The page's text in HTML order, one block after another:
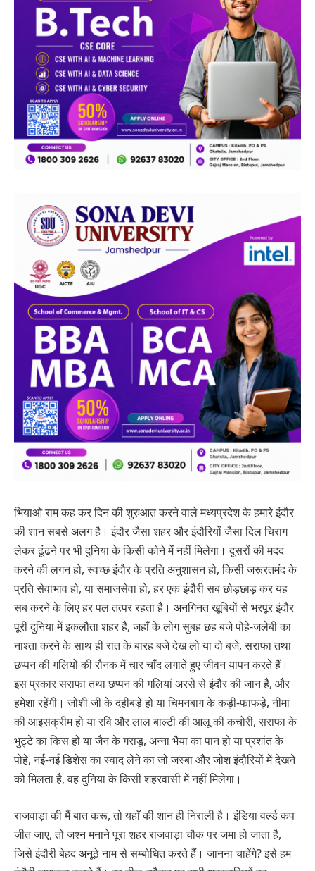
भियाओ राम कह कर दिन की शुरुआत करने वाले मध्यप्रदेश के हमारे इंदौर
की शान सबसे अलग है। इंदौर जैसा शहर और इंदौरियों जैसा दिल चिराग
लेकर ढूंढने पर भी दुनिया के किसी कोने में नहीं मिलेगा। दूसरों की मदद
करने की लगन हो, स्वच्छ इंदौर के प्रति अनुशासन हो, किसी जरूरतमंद के
प्रति सेवाभाव हो, या समाजसेवा हो, हर एक इंदौरी सब छोड़छाड़ कर यह
सब करने के लिए हर पल तत्पर रहता है। अनगिनत खूबियों से भरपूर इंदौर
पूरी दुनिया में इकलौता शहर है, जहाँ के लोग सुबह छह बजे पोहे-जलेबी का
नाश्ता करने के साथ ही रात के बारह बजे देख लो या दो बजे, सराफा तथा
छप्पन की गलियों की रौनक में चार चाँद लगाते हुए जीवन यापन करते हैं।
इस प्रकार सराफा तथा छप्पन की गलियां अरसे से इंदौर की जान है, और
हमेशा रहेंगी। जोशी जी के दहीबड़े हो या चिमनबाग के कड़ी-फाफड़े, नीमा
की आइसक्रीम हो या रवि और लाल बाल्टी की आलू की कचोरी, सराफा के
भुट्टे का किस हो या जैन के गराडू, अन्ना भैया का पान हो या प्रशांत के
पोहे, नई-नई डिशेस का स्वाद लेने का जो जस्बा और जोश इंदौरियों में देखने
को मिलता है, वह दुनिया के किसी शहरवासी में नहीं मिलेगा।
राजवाड़ा की मैं बात करू, तो यहाँ की शान ही निराली है। इंडिया वर्ल्ड कप
जीत जाए, तो जश्न मनाने पूरा शहर राजवाड़ा चौक पर जमा हो जाता है,
जिसे इंदौरी बेहद अनूठे नाम से सम्बोधित करते हैं। जानना चाहेंगे? इसे हम